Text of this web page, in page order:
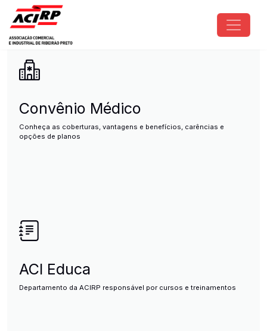
Pular para o conteúdo principal
ACIRP - Associação Comercial
Convênio Médico
Conheça as coberturas, vantagens e benefícios, carências e
opções de planos
ACI Educa
Departamento da ACIRP responsável por cursos e treinamentos